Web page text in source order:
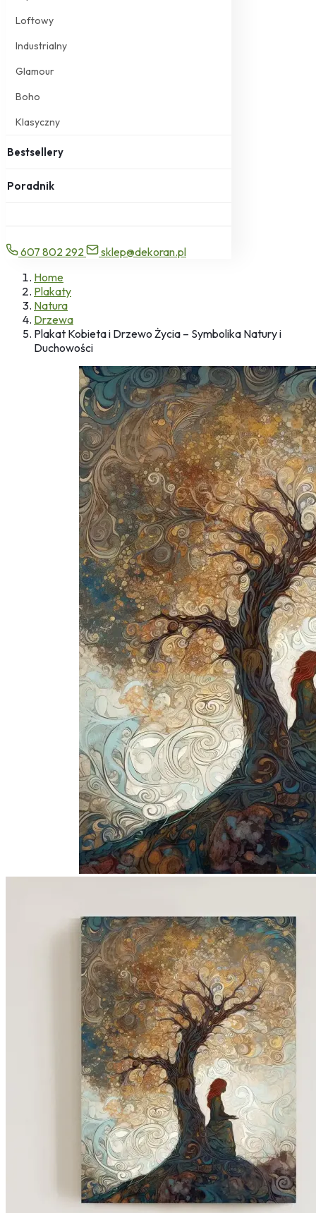
Loftowy
Industrialny
Glamour
Boho
Klasyczny
Bestsellery
Poradnik
607 802 292
sklep@dekoran.pl
Home
Plakaty
Natura
Drzewa
Plakat Kobieta i Drzewo Życia – Symbolika Natury i
Duchowości